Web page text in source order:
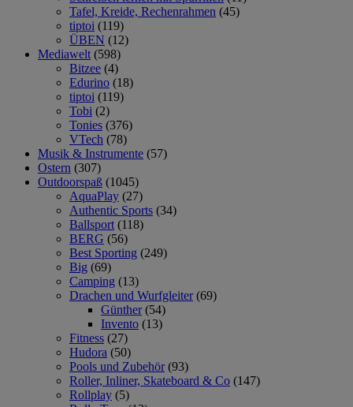
Tafel, Kreide, Rechenrahmen (45)
tiptoi (119)
ÜBEN (12)
Mediawelt (598)
Bitzee (4)
Edurino (18)
tiptoi (119)
Tobi (2)
Tonies (376)
VTech (78)
Musik & Instrumente (57)
Ostern (307)
Outdoorspaß (1045)
AquaPlay (27)
Authentic Sports (34)
Ballsport (118)
BERG (56)
Best Sporting (249)
Big (69)
Camping (13)
Drachen und Wurfgleiter (69)
Günther (54)
Invento (13)
Fitness (27)
Hudora (50)
Pools und Zubehör (93)
Roller, Inliner, Skateboard & Co (147)
Rollplay (5)